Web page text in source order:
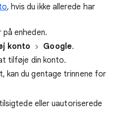
, hvis du ikke allerede har
på enheden.
konto Google.
tilføje din konto.
kan du gentage trinnene for
eller uautoriserede